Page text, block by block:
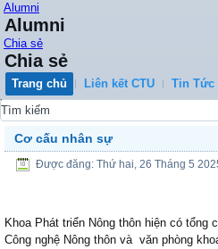
Alumni
Alumni
Chia sẻ
Chia sẻ
Trang chủ Liên kết CTU Tin Tức
0
Cơ cấu nhân sự
Được đăng: Thứ hai, 26 Tháng 5
Khoa Phát triển Nông thôn hiện có
Công nghệ Nông thôn và văn phòng